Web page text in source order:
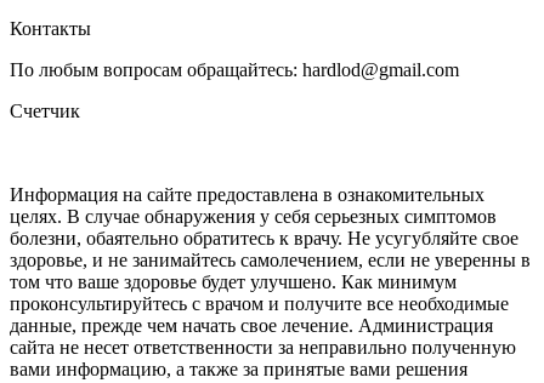
Контакты
По любым вопросам обращайтесь: hardlod@gmail.com
Счетчик
Информация на сайте предоставлена в ознакомительных
целях. В случае обнаружения у себя серьезных симптомов
болезни, обаятельно обратитесь к врачу. Не усугубляйте свое
здоровье, и не занимайтесь самолечением, если не уверенны в
том что ваше здоровье будет улучшено. Как минимум
проконсультируйтесь с врачом и получите все необходимые
данные, прежде чем начать свое лечение. Администрация
сайта не несет ответственности за неправильно полученную
вами информацию, а также за принятые вами решения